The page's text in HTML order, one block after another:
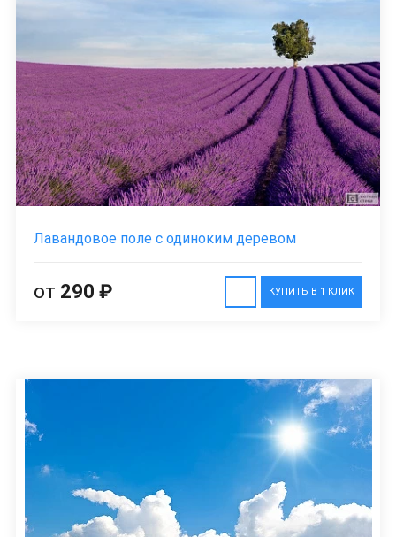
Лавандовое поле с одиноким деревом
КУПИТЬ В 1 КЛИК
от 290 ₽